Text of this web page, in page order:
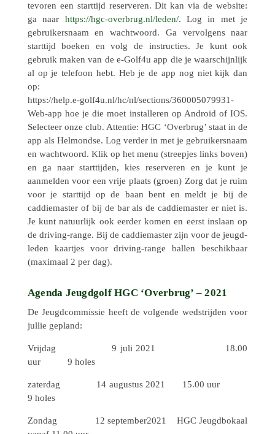
tevoren een start­tijd reser­ve­ren. Dit kan via de website:
ga naar https://​hgc​-overbrug​.nl/​l​e​den/. Log in met je
gebrui­kers­naam en wacht­woord. Ga vervol­gens naar
start­tijd boeken en volg de instruc­ties. Je kunt ook
gebruik maken van de e‑Golf4u app die je waar­schijn­lijk
al op je tele­foon hebt. Heb je de app nog niet kijk dan
op:
https://help.e‑golf4u.nl/hc/nl/sections/360005079931-
Web-app hoe je die moet instal­le­ren op Android of IOS.
Selec­teer onze club. Atten­tie: HGC ‘Overbrug’ staat in de
app als Helmondse. Log verder in met je gebrui­kers­naam
en wacht­woord. Klik op het menu (streep­jes links boven)
en ga naar start­tij­den, kies reser­ve­ren en je kunt je
aanmel­den voor een vrije plaats (groen) Zorg dat je ruim
voor je start­tijd op de baan bent en meldt je bij de
caddie­mas­ter of bij de bar als de caddie­mas­ter er niet is.
Je kunt natuur­lijk ook eerder komen en eerst inslaan op
de driving-range. Bij de caddie­mas­ter zijn voor de jeugd­
le­den kaart­jes voor driving-range ballen beschik­baar
(maxi­maal 2 per dag).
Agenda Jeugdgolf HGC ‘Overbrug’ – 2021
De Jeugd­com­mis­sie heeft de volgende wedstrij­den voor
jullie gepland:
Vrijdag 9 juli 2021 18.00
uur 9 holes
zater­dag 14 augus­tus 2021 15.00 uur
9 holes
Zondag 12 september2021 HGC Jeugd­bo­kaal